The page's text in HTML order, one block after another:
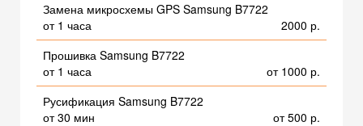
Замена микросхемы GPS Samsung B7722
от 1 часа
2000 р.
Прошивка Samsung B7722
от 1 часа
от 1000 р.
Русификация Samsung B7722
от 30 мин
от 500 р.